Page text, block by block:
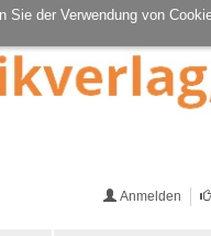
Sie der Verwendung von
Anmelden